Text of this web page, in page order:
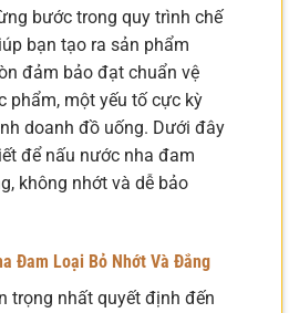
bước trong quy trình chế
bạn tạo ra sản phẩm
đảm bảo đạt chuẩn vệ
phẩm, một yếu tố cực kỳ
doanh đồ uống. Dưới đây
để nấu nước nha đam
không nhớt và dễ bảo
Đam Loại Bỏ Nhớt Và Đắng
trọng nhất quyết định đến